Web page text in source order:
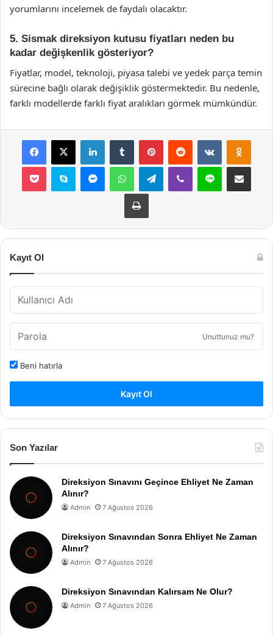
yorumlarını incelemek de faydalı olacaktır.
5. Sismak direksiyon kutusu fiyatları neden bu
kadar değişkenlik gösteriyor?
Fiyatlar, model, teknoloji, piyasa talebi ve yedek parça temin
sürecine bağlı olarak değişiklik göstermektedir. Bu nedenle,
farklı modellerde farklı fiyat aralıkları görmek mümkündür.
Facebook
X LinkedInTumblr PinterestReddit VKontakte
Pocket Skype MessengerWhatsAppTelegramViber Line E-Posta ile
Yazdır
Kayıt Ol
Unuttunuz mu?
Beni hatırla
Kayıt Ol
Son Yazılar
Direksiyon Sınavını Geçince Ehliyet Ne Zaman
Alınır?
Admin 7 Ağustos 2026
Direksiyon Sınavından Sonra Ehliyet Ne Zaman
Alınır?
Admin 7 Ağustos 2026
Direksiyon Sınavından Kalırsam Ne Olur?
Admin 7 Ağustos 2026